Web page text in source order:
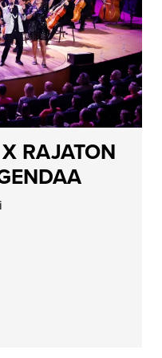
RAJATON